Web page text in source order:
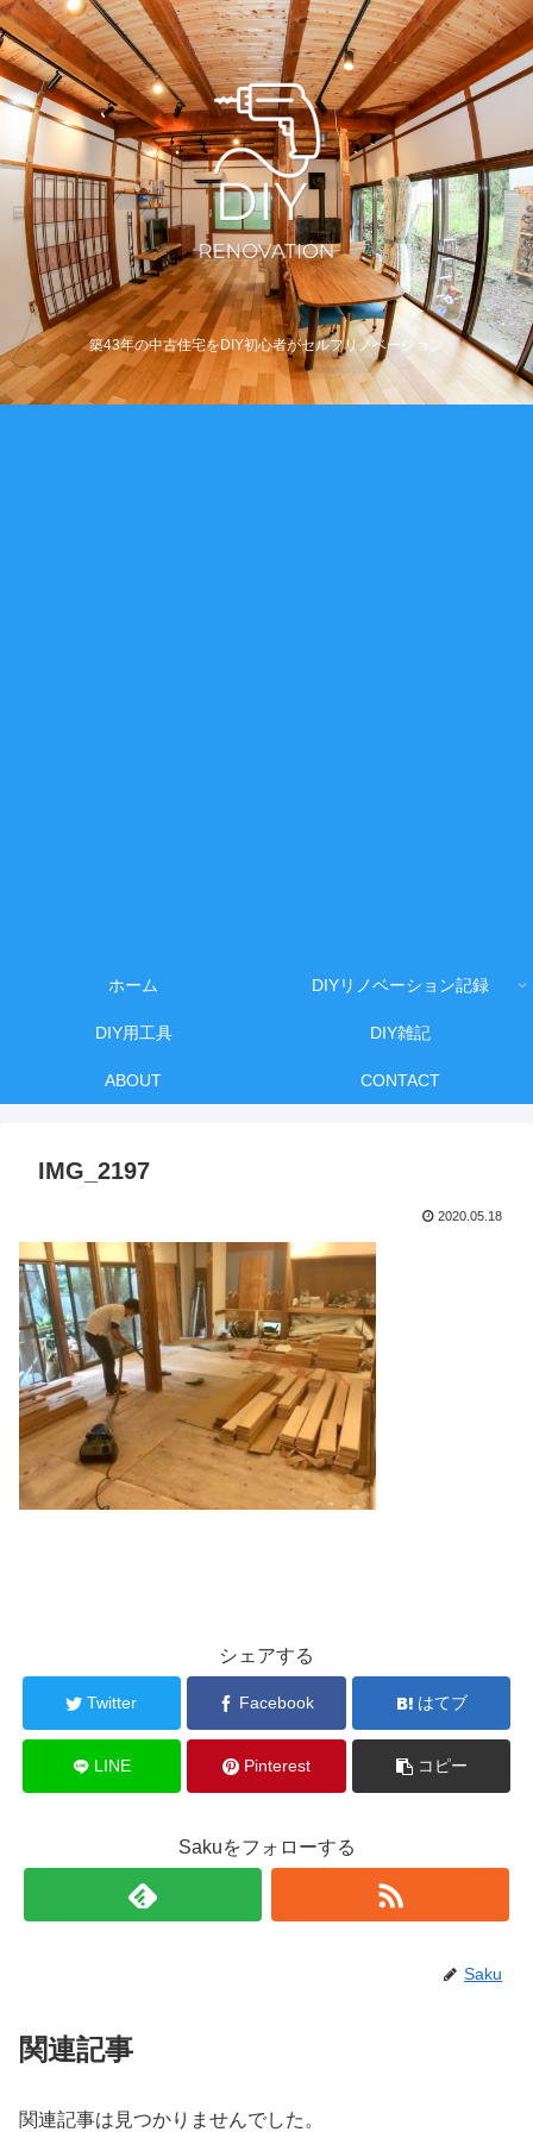
築43年の中古住宅をDIY初心者がセルフリノベーション
ホーム DIYリノベーション記録
DIY用工具 DIY雑記
ABOUT CONTACT
IMG_2197
2020.05.18
シェアする
Twitter Facebook はてブ
LINE Pinterest コピー
Sakuをフォローする
Saku
関連記事
関連記事は見つかりませんでした。